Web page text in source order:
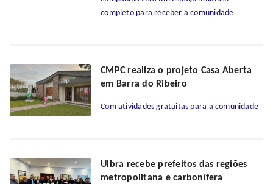
completo para receber a comunidade
CMPC realiza o projeto Casa Aberta
em Barra do Ribeiro
Com atividades gratuitas para a comunidade
Ulbra recebe prefeitos das regiões
metropolitana e carbonífera